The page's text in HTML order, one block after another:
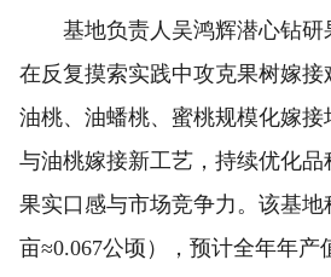
基地负责人吴鸿辉潜心钻研
在反复摸索实践中攻克果树嫁
油桃、油蟠桃、蜜桃规模化嫁
与油桃嫁接新工艺，持续优化
果实口感与市场竞争力。该基地
亩≈0.067公顷），预计全年年产